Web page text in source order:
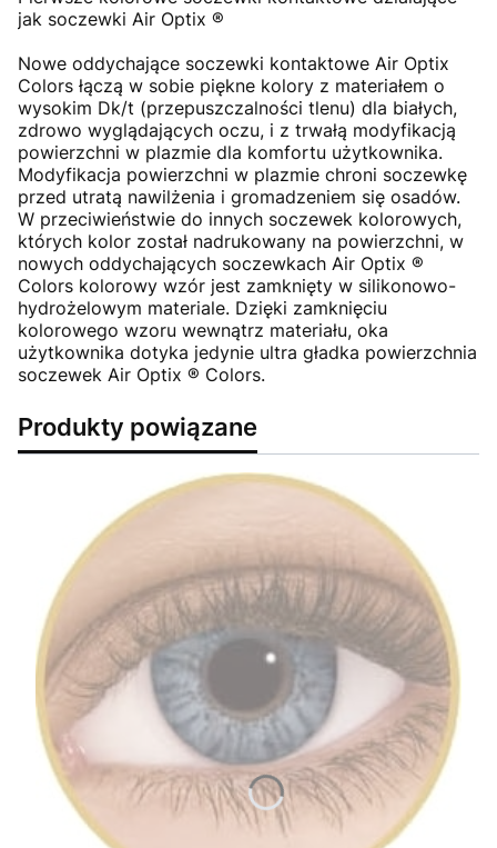
jak soczewki Air Optix ®
Nowe oddychające soczewki kontaktowe Air Optix
Colors łączą w sobie piękne kolory z materiałem o
wysokim Dk/t (przepuszczalności tlenu) dla białych,
zdrowo wyglądających oczu, i z trwałą modyfikacją
powierzchni w plazmie dla komfortu użytkownika.
Modyfikacja powierzchni w plazmie chroni soczewkę
przed utratą nawilżenia i gromadzeniem się osadów.
W przeciwieństwie do innych soczewek kolorowych,
których kolor został nadrukowany na powierzchni, w
nowych oddychających soczewkach Air Optix ®
Colors kolorowy wzór jest zamknięty w silikonowo-
hydrożelowym materiale. Dzięki zamknięciu
kolorowego wzoru wewnątrz materiału, oka
użytkownika dotyka jedynie ultra gładka powierzchnia
soczewek Air Optix ® Colors.
Produkty powiązane